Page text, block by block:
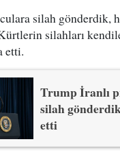
silah gönderdik,
silahları
etti.
Trump İranlı
silah
etti